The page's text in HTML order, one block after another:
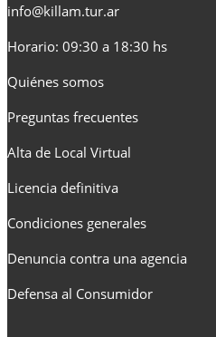
info@killam.tur.ar
Horario: 09:30 a 18:30 hs
Quiénes somos
Preguntas frecuentes
Alta de Local Virtual
Licencia definitiva
Condiciones generales
Denuncia contra una agencia
Defensa al Consumidor